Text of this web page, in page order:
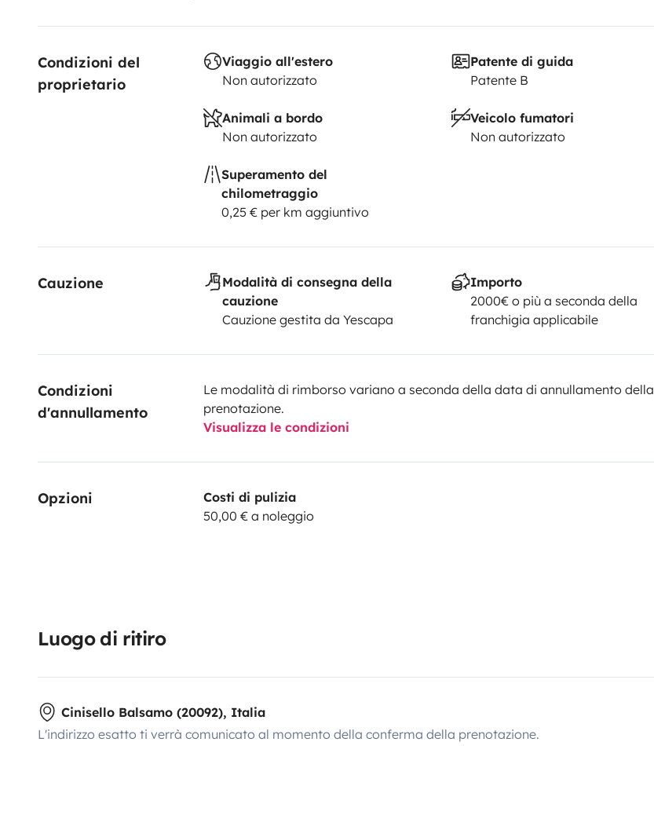
Condizioni del
proprietario
Viaggio all'estero
Non autorizzato
Patente di guida
Patente B
Animali a bordo
Non autorizzato
Veicolo fumatori
Non autorizzato
Superamento del
chilometraggio
0,25 € per km aggiuntivo
Cauzione
Modalità di consegna della
cauzione
Cauzione gestita da Yescapa
Importo
2000€ o più a seconda della
franchigia applicabile
Condizioni
d'annullamento
Le modalità di rimborso variano a seconda della data di annullamento della
prenotazione.
Visualizza le condizioni
Opzioni
Costi di pulizia
50,00 € a noleggio
Luogo di ritiro
Cinisello Balsamo (20092), Italia
L'indirizzo esatto ti verrà comunicato al momento della conferma della prenotazione.